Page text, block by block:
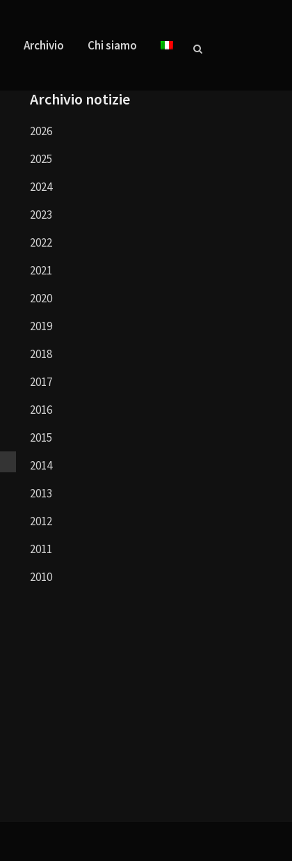
Archivio Chi siamo
Archivio notizie
2026
2025
2024
2023
2022
2021
2020
2019
2018
2017
2016
2015
2014
2013
2012
2011
2010